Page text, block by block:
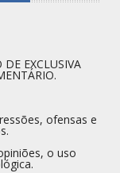
EXCLUSIVA
ofensas e
o uso